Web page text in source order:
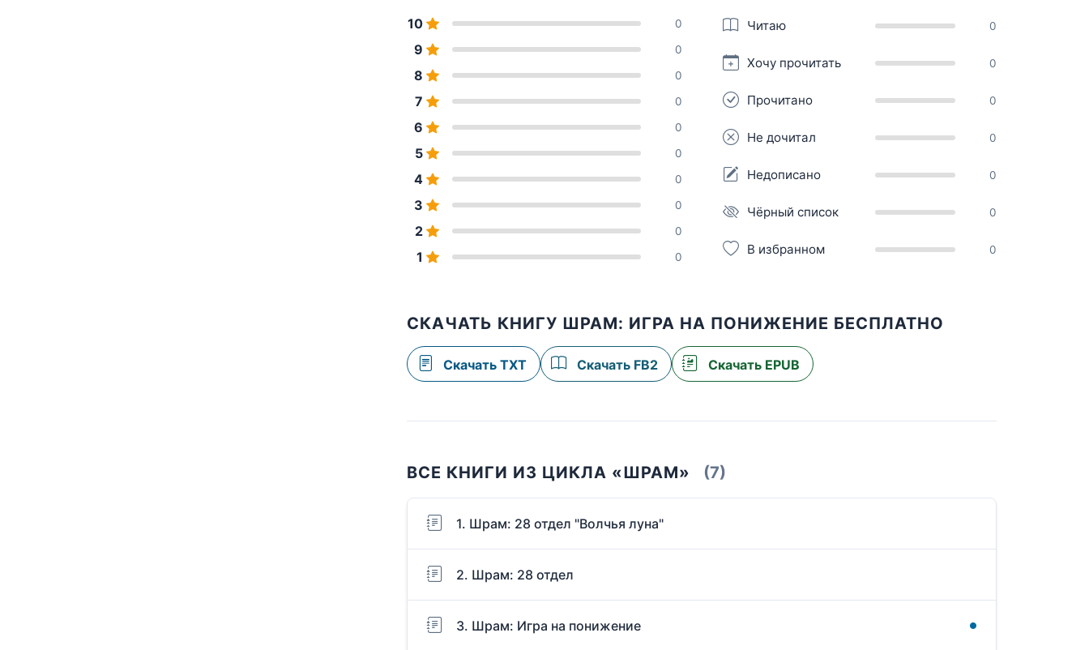
10 0
9 0
8 0
7 0
6 0
5 0
4 0
3 0
2 0
1 0
Читаю 0
Хочу прочитать 0
Прочитано 0
Не дочитал 0
Недописано 0
Чёрный список 0
В избранном 0
СКАЧАТЬ КНИГУ ШРАМ: ИГРА НА ПОНИЖЕНИЕ БЕСПЛАТНО
Скачать TXT Скачать FB2 Скачать EPUB
ВСЕ КНИГИ ИЗ ЦИКЛА «ШРАМ» (7)
1. Шрам: 28 отдел "Волчья луна"
2. Шрам: 28 отдел
3. Шрам: Игра на понижение